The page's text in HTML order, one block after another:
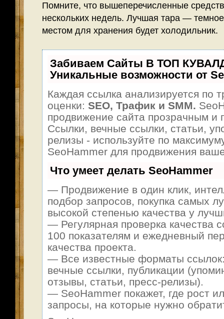
Помните, что вышеперечисленные
нескольких недель. Лучшая тара —
местом для хранения будет холодильник.
Забиваем Сайты В ТОП
Уникальные возможности от
Каждая ссылка анализируется по
оценки: SEO, Трафик и SMM.
продвижение сайта прозрачным и
Ссылки, вечные ссылки, статьи,
релизы - используйте по
SeoHammer для продвижения
Что умеет делать SeoHammer
— Продвижение в один клик,
подбор запросов, покупка самых
высокой степенью качества у
— Регулярная проверка качества
100 показателям и ежедневный
качества проекта.
— Все известные форматы
вечные ссылки, публикации
отзывы, статьи, пресс-релизы).
— SeoHammer покажет, где рост
запросы, на которые нужно